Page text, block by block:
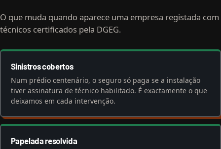
O que muda quando aparece uma empresa registada com
técnicos certificados pela DGEG.
Sinistros cobertos
Num prédio centenário, o seguro só paga se a instalação
tiver assinatura de técnico habilitado. É exactamente o que
deixamos em cada intervenção.
Papelada resolvida